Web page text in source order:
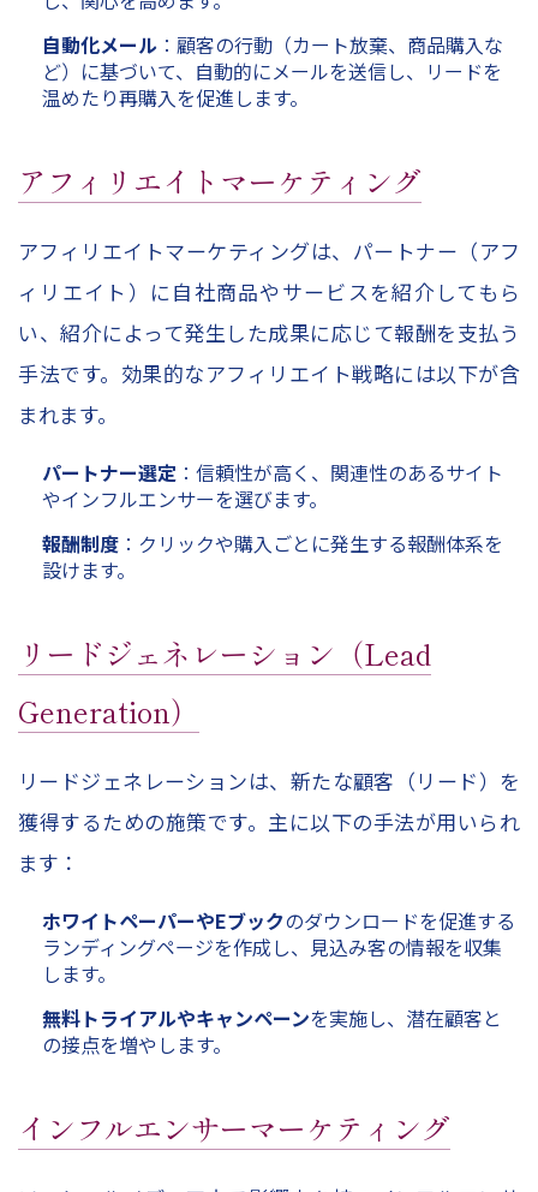
自動化メール ：顧客の行動（カート放棄、商品購入な
ど）に基づいて、自動的にメールを送信し、リードを
温めたり再購入を促進します。
アフィリエイトマーケティング
アフィリエイトマーケティングは、パートナー（アフ
ィリエイト）に自社商品やサービスを紹介してもら
い、紹介によって発生した成果に応じて報酬を支払う
手法です。効果的なアフィリエイト戦略には以下が含
まれます。
パートナー選定 ：信頼性が高く、関連性のあるサイト
やインフルエンサーを選びます。
報酬制度 ：クリックや購入ごとに発生する報酬体系を
設けます。
リードジェネレーション（Lead
Generation）
リードジェネレーションは、新たな顧客（リード）を
獲得するための施策です。主に以下の手法が用いられ
ます：
ホワイトペーパーやEブックのダウンロードを促進する
ランディングページを作成し、見込み客の情報を収集
します。
無料トライアルやキャンペーンを実施し、潜在顧客と
の接点を増やします。
インフルエンサーマーケティング